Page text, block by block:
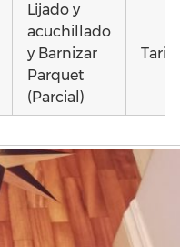
Lijado y
acuchillado
y Barnizar
Parquet
(Parcial)
parquet o
Tarima
Vivienda
(Parcial)